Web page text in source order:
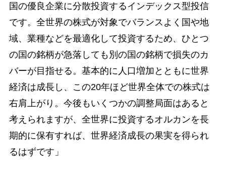
国の優良企業に分散投資するインデックス型投信
です。全世界の株式が対象でバランスよく国や地
域、業種などを最適化して投資するため、ひとつ
の国の銘柄が急落しても別の国の銘柄で損失のカ
バーが目指せる。基本的に人口増加とともに世界
経済は成長し、この20年ほど世界全体での株式は
右肩上がり。今後もいくつかの調整局面はあると
考えられますが、全世界に投資するオルカンを長
期的に保有すれば、世界経済成長の果実を得られ
るはずです」